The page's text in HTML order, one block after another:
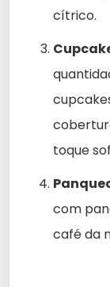
cítrico.
toque
com
café da